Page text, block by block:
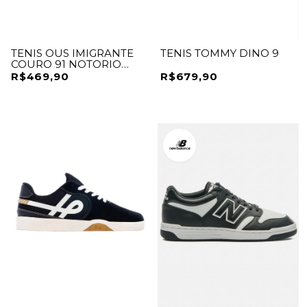
TENIS OUS IMIGRANTE
COURO 91 NOTORIO
ESSENCIAL
R$469,90
TENIS TOMMY DINO 9
R$679,90